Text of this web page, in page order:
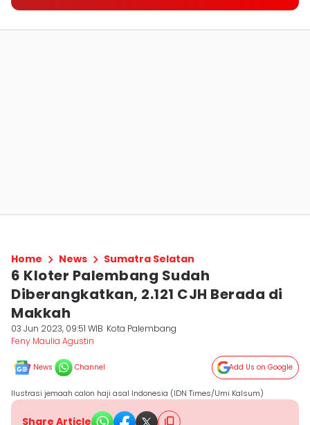
Home News Sumatra Selatan
6 Kloter Palembang Sudah
Diberangkatkan, 2.121 CJH Berada di
Makkah
03 Jun 2023, 09:51 WIB Kota Palembang
Feny Maulia Agustin
News Channel Add Us on Google
Ilustrasi jemaah calon haji asal Indonesia (IDN Times/Umi Kalsum)
Share Article